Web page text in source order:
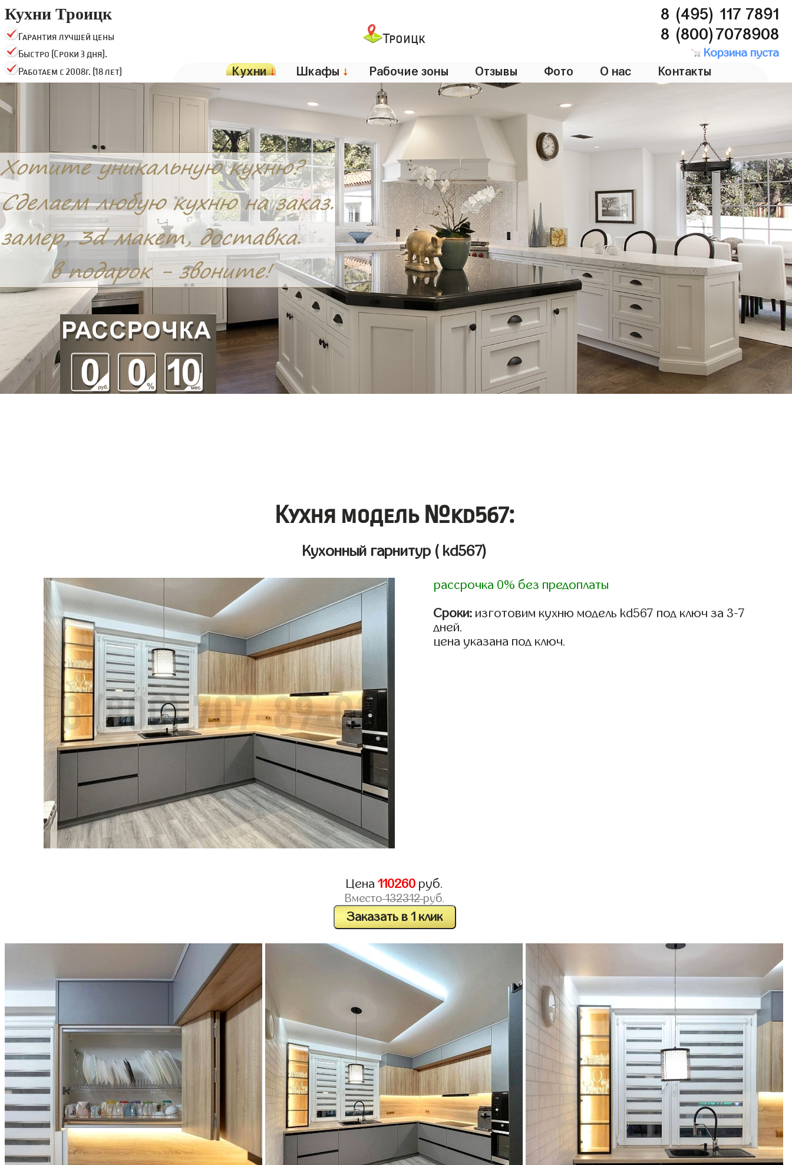
Кухни Троицк
Гарантия лучшей цены
Быстро (Сроки 3 дня).
Работаем с 2008г. (18 лет)
Троицк
8 (495) 117 7891
8 (800)7078908
Корзина пуста
Кухни↓ Шкафы ↓ Рабочие зоны Отзывы Фото О нас Контакты
Кухня модель №kd567:
Кухонный гарнитур ( kd567)
рассрочка 0% без предоплаты
Сроки: изготовим кухню модель kd567 под ключ за 3-7
дней.
цена указана под ключ.
Цена110260 руб.
Вместо132312руб.
Заказать в 1 клик